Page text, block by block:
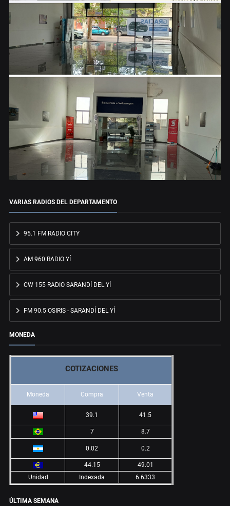
VARIAS RADIOS DEL DEPARTAMENTO
95.1 FM RADIO CITY
AM 960 RADIO YÍ
CW 155 RADIO SARANDÍ DEL YÍ
FM 90.5 OSIRIS - SARANDÍ DEL YÍ
MONEDA
COTIZACIONES
Moneda Compra Venta
39.1 41.5
7 8.7
0.02 0.2
44.15
49.01
Unidad
Indexada 6.6333
ÚLTIMA SEMANA